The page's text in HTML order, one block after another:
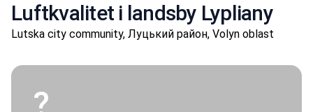
Luftkvalitet i landsby Lypliany
Lutska city community, Луцький район, Volyn oblast
?